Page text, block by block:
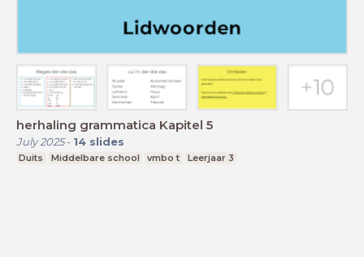
herhaling grammatica Kapitel 5
July 2025- 14 slides
Duits Middelbare school vmbo t Leerjaar 3